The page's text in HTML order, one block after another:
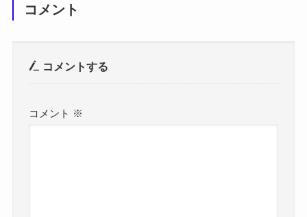
コメント
コメントする
コメント ※